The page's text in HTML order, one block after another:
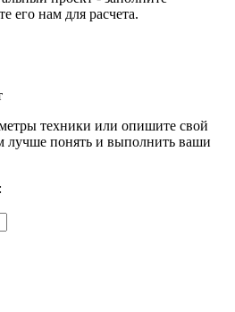
его нам для расчета.
техники или опишите свой
лучше понять и выполнить ваши